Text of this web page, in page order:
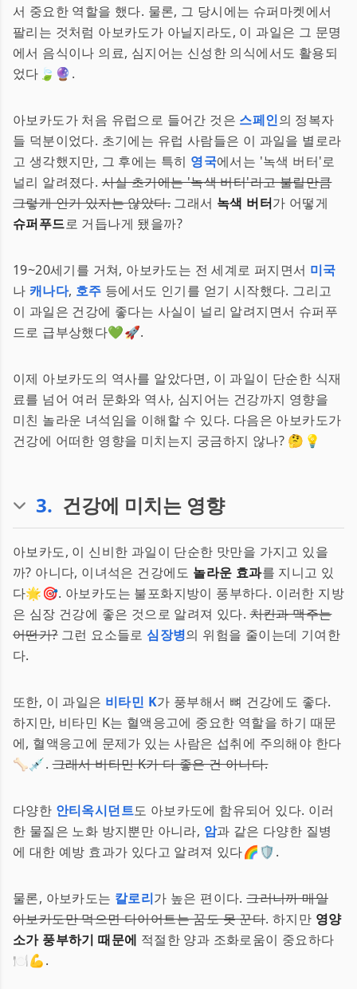
서 중요한 역할을 했다. 물론, 그 당시에는 슈퍼마켓에서
팔리는 것처럼 아보카도가 아닐지라도, 이 과일은 그 문명
에서 음식이나 의료, 심지어는 신성한 의식에서도 활용되
었다🍃🔮.
아보카도가 처음 유럽으로 들어간 것은 스페인의 정복자
들 덕분이었다. 초기에는 유럽 사람들은 이 과일을 별로라
고 생각했지만, 그 후에는 특히 영국에서는 '녹색 버터'로
널리 알려졌다.사실 초기에는 '녹색 버터'라고 불릴만큼
그렇게 인기 있지는 않았다. 그래서 녹색 버터가 어떻게
슈퍼푸드로 거듭나게 됐을까?
19~20세기를 거쳐, 아보카도는 전 세계로 퍼지면서 미국
나 캐나다, 호주 등에서도 인기를 얻기 시작했다. 그리고
이 과일은 건강에 좋다는 사실이 널리 알려지면서 슈퍼푸
드로 급부상했다💚🚀.
이제 아보카도의 역사를 알았다면, 이 과일이 단순한 식재
료를 넘어 여러 문화와 역사, 심지어는 건강까지 영향을
미친 놀라운 녀석임을 이해할 수 있다. 다음은 아보카도가
건강에 어떠한 영향을 미치는지 궁금하지 않나? 🤔💡
3. 건강에 미치는 영향
아보카도, 이 신비한 과일이 단순한 맛만을 가지고 있을
까? 아니다, 이녀석은 건강에도 놀라운 효과를 지니고 있
다🌟🎯. 아보카도는 불포화지방이 풍부하다. 이러한 지방
은 심장 건강에 좋은 것으로 알려져 있다.치킨과 맥주는
어떤가?그런 요소들로 심장병의 위험을 줄이는데 기여한
다.
또한, 이 과일은 비타민 K가 풍부해서 뼈 건강에도 좋다.
하지만, 비타민 K는 혈액응고에 중요한 역할을 하기 때문
에, 혈액응고에 문제가 있는 사람은 섭취에 주의해야 한다
🦴💉.그래서 비타민 K가 다 좋은 건 아니다.
다양한 안티옥시던트도 아보카도에 함유되어 있다. 이러
한 물질은 노화 방지뿐만 아니라, 암과 같은 다양한 질병
에 대한 예방 효과가 있다고 알려져 있다🌈🛡️.
물론, 아보카도는 칼로리가 높은 편이다.그러니까 매일
아보카도만 먹으면 다이어트는 꿈도 못 꾼다. 하지만 영양
소가 풍부하기 때문에 적절한 양과 조화로움이 중요하다
🍽️💪.